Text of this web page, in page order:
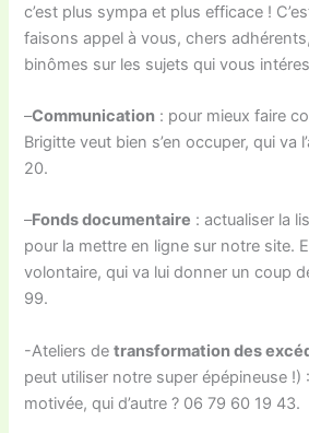
c’est plus sympa et plus efficace !
faisons appel à vous, chers
binômes sur les sujets qui vous
–Communication : pour mieux faire
Brigitte veut bien s’en occuper, qui va
20.
–Fonds documentaire : actualiser la
pour la mettre en ligne sur notre site.
volontaire, qui va lui donner un coup
99.
-Ateliers detransformation des
peut utiliser notre super épépineuse !)
motivée, qui d’autre ? 06 79 60 19 43.